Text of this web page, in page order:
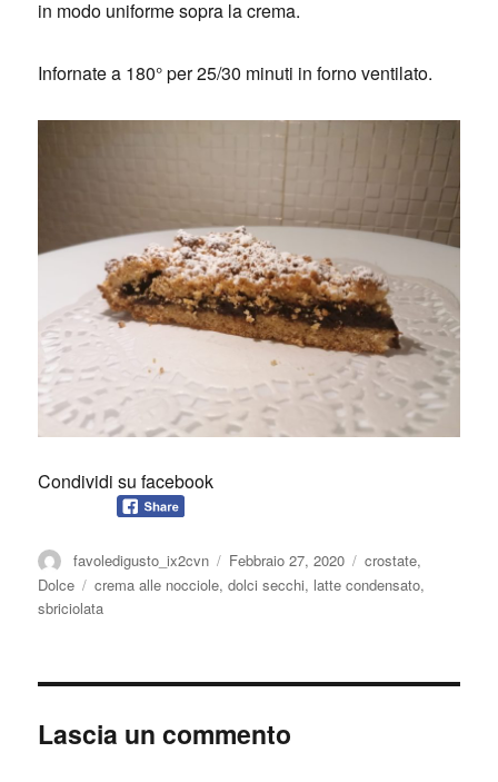
in modo uniforme sopra la crema.
Infornate a 180° per 25/30 minuti in forno ventilato.
Condividi su facebook
Autore
favoledigusto_ix2cvn
Pubblicato
il
Febbraio 27, 2020 Categorie
crostate,
Dolce
Tag
crema alle nocciole,dolci secchi, latte condensato,
sbriciolata
Lascia un commento